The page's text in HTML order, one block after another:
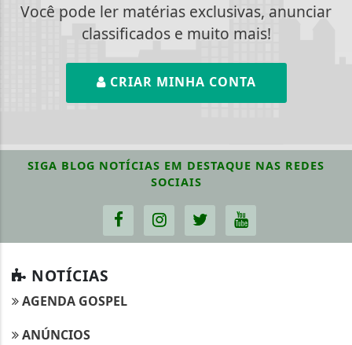
Você pode ler matérias exclusivas, anunciar
classificados e muito mais!
CRIAR MINHA CONTA
SIGA BLOG NOTÍCIAS EM DESTAQUE NAS REDES
SOCIAIS
NOTÍCIAS
AGENDA GOSPEL
ANÚNCIOS